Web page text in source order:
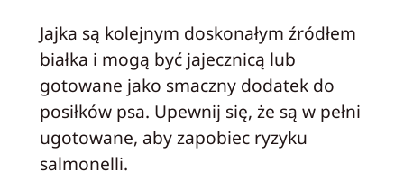
Jajka są kolejnym doskonałym źródłem
białka i mogą być jajecznicą lub
gotowane jako smaczny dodatek do
posiłków psa. Upewnij się, że są w pełni
ugotowane, aby zapobiec ryzyku
salmonelli.